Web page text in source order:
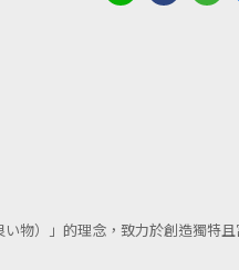
物）」的理念，致力於創造獨特且